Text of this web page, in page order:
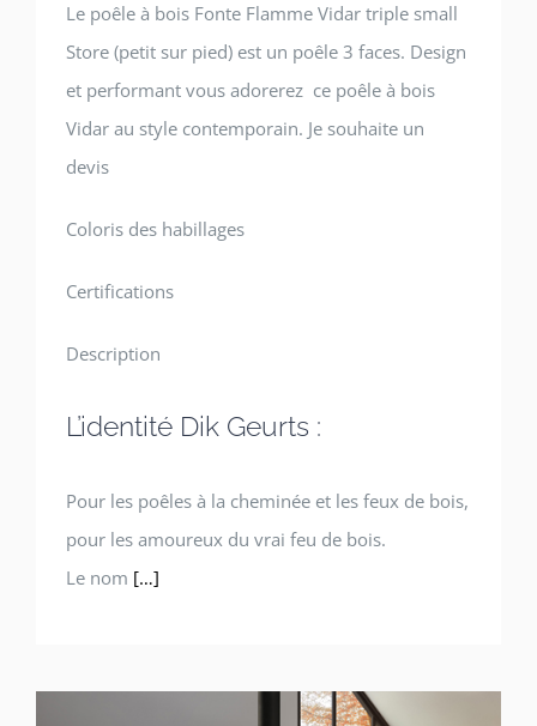
Le poêle à bois Fonte Flamme Vidar triple small
Store (petit sur pied) est un poêle 3 faces. Design
et performant vous adorerez ce poêle à bois
Vidar au style contemporain. Je souhaite un
devis
Coloris des habillages
Certifications
Description
L’identité Dik Geurts :
Pour les poêles à la cheminée et les feux de bois,
pour les amoureux du vrai feu de bois.
Le nom […]